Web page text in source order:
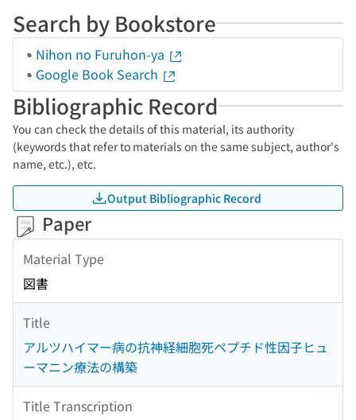
Search by Bookstore
Nihon no Furuhon-ya
Google Book Search
Bibliographic Record
You can check the details of this material, its authority
(keywords that refer to materials on the same subject, author's
name, etc.), etc.
Output Bibliographic Record
Paper
Material Type
図書
Title
アルツハイマー病の抗神経細胞死ペプチド性因子ヒュ
ーマニン療法の構築
Title Transcription